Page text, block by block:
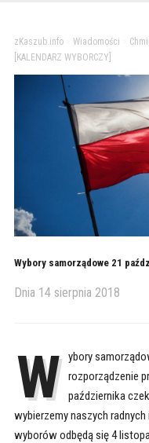
zKaszub.info> Wiadomości
[KALENDARZ WYBORCZY]
Wybory samorządowe 21
Dnia 14 sierpnia 2018
W ybory
rozporządzenie
października
wybierzemy naszych
wyborów odbędą się 4